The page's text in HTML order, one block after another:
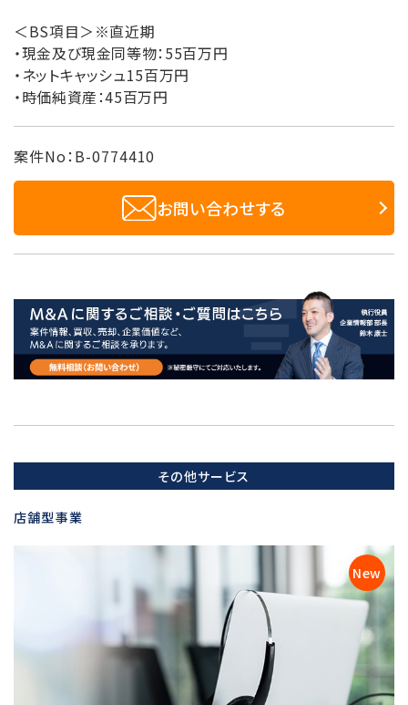
＜BS項目＞※直近期
・現金及び現金同等物：55百万円
・ネットキャッシュ15百万円
・時価純資産：45百万円
案件No：B-0774410
お問い合わせする
その他サービス
店舗型事業